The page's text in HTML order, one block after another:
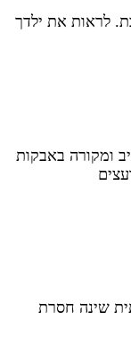
לראות את ילדך
ומקורה באבקות
שינה חסרת